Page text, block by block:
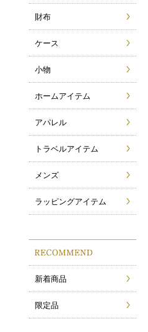
財布
ケース
小物
ホームアイテム
アパレル
トラベルアイテム
メンズ
ラッピングアイテム
新着商品
限定品